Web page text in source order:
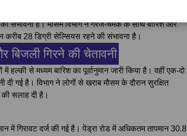
की संभावना है। मौसम विभाग ने गरज-चमक के साथ बारिश और
28 डिग्री सेल्सियस रहने की संभावना है।
बिजली गिरने की चेतावनी
हल्की से मध्यम बारिश का पूर्वानुमान जारी किया है। वहीं एक-दो
दी गई है। विभाग ने लोगों से खराब मौसम के दौरान सुरक्षित
सलाह दी है।
में गिरावट दर्ज की गई है। पेंड्रा रोड में अधिकतम तापमान 30.8